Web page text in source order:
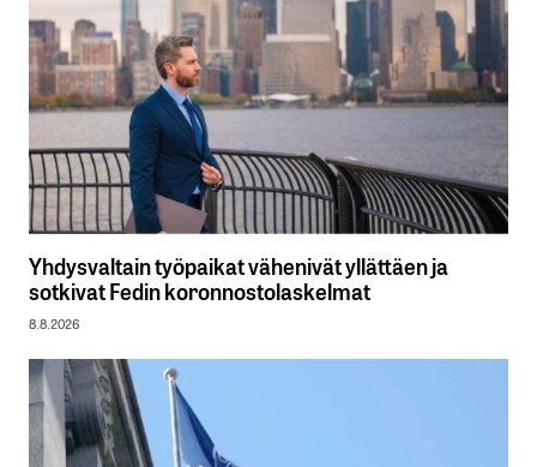
Yhdysvaltain työpaikat vähenivät yllättäen ja
sotkivat Fedin koronnostolaskelmat
8.8.2026